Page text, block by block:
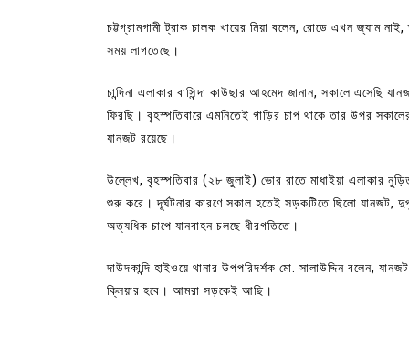
চট্টগ্রামগামী ট্রাক চালক খায়ের মিয়া বলেন, রোডে এখন জ্যাম
সময় লাগতেছে।
চান্দিনা এলাকার বাসিন্দা কাউছার আহমেদ জানান, সকালে
ফিরছি। বৃহস্পতিবারে এমনিতেই গাড়ির চাপ থাকে তার উপর
যানজট রয়েছে।
উল্লেখ, বৃহস্পতিবার (২৮ জুলাই) ভোর রাতে মাধাইয়া এলাকার
শুরু করে। দূর্ঘটনার কারণে সকাল হতেই সড়কটিতে ছিলো যানজট,
অত্যধিক চাপে যানবাহন চলছে ধীরগতিতে।
দাউদকান্দি হাইওয়ে থানার উপপরিদর্শক মো. সালাউদ্দিন বলেন,
ক্লিয়ার হবে। আমরা সড়কেই আছি।